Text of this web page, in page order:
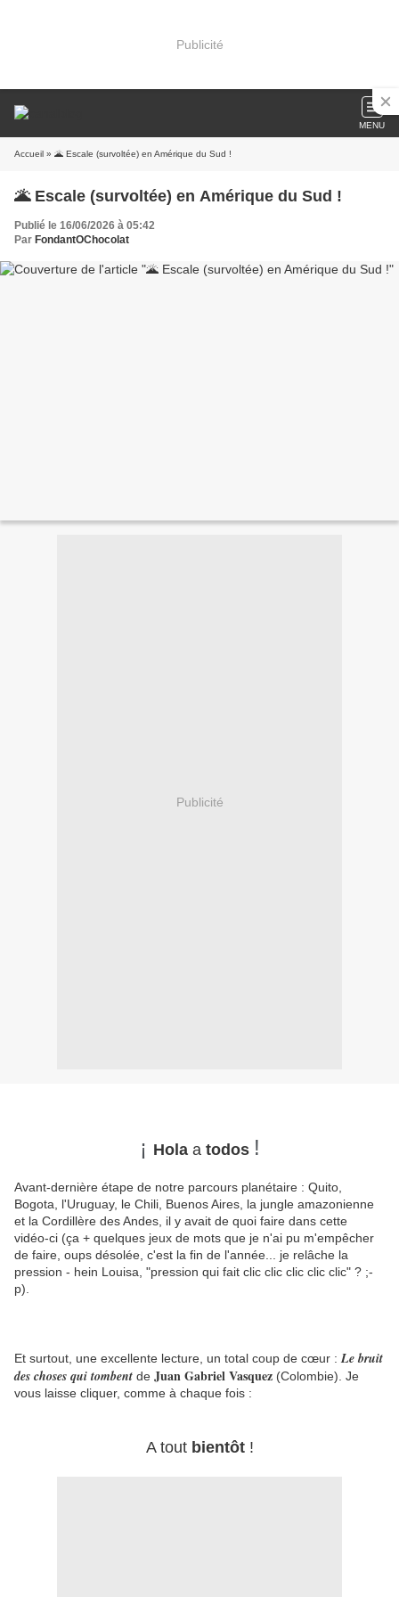
Publicité
MENU
Accueil » 🌋 Escale (survoltée) en Amérique du Sud !
🌋 Escale (survoltée) en Amérique du Sud !
Publié le 16/06/2026 à 05:42
Par FondantOChocolat
Publicité
¡ Hola a todos !
Avant-dernière étape de notre parcours planétaire : Quito,
Bogota, l'Uruguay, le Chili, Buenos Aires, la jungle amazonienne
et la Cordillère des Andes, il y avait de quoi faire dans cette
vidéo-ci (ça + quelques jeux de mots que je n'ai pu m'empêcher
de faire, oups désolée, c'est la fin de l'année... je relâche la
pression - hein Louisa, "pression qui fait clic clic clic clic clic" ? ;-
p).
Et surtout, une excellente lecture, un total coup de cœur : Le bruit
des choses qui tombent de Juan Gabriel Vasquez (Colombie). Je
vous laisse cliquer, comme à chaque fois :
A tout bientôt !